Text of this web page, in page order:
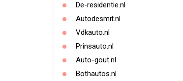
De-residentie.nl
Autodesmit.nl
Vdkauto.nl
Prinsauto.nl
Auto-gout.nl
Bothautos.nl